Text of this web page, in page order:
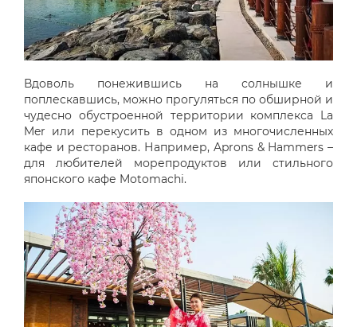
Вдоволь понежившись на солнышке и
поплескавшись, можно прогуляться по обширной и
чудесно обустроенной территории комплекса La
Mer или перекусить в одном из многочисленных
кафе и ресторанов. Например, Aprons & Hammers –
для любителей морепродуктов или стильного
японского кафе Motomachi.